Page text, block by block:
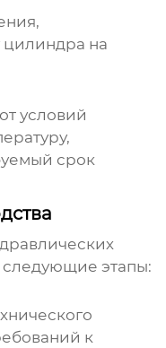
цилиндра на
условий
срок
следующие этапы:
к